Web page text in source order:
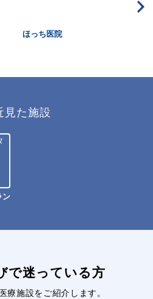
ほっち医院
見た施設
ン
で迷っている方
療施設をご紹介します。